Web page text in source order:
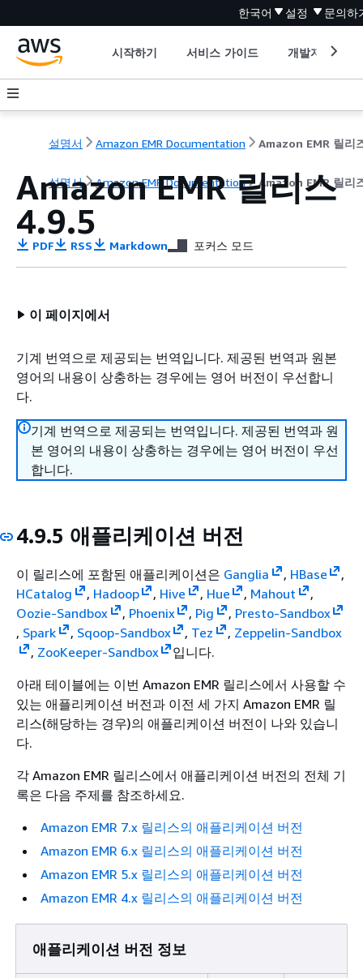
한국어 설정 문의하
시작하기 서비스 가이드 개발자 도구
설명서 Amazon EMR Documentation
설명서 Amazon EMR Documentation Amazon EMR 릴리
Amazon EMR 릴리스
4.9.5
PDF RSS Markdown 포커스 모드
이 페이지에서
기계 번역으로 제공되는 번역입니다. 제공된 번역과 원본
영어의 내용이 상충하는 경우에는 영어 버전이 우선합니
다.
기계 번역으로 제공되는 번역입니다. 제공된 번역과 원
본 영어의 내용이 상충하는 경우에는 영어 버전이 우선
합니다.
4.9.5 애플리케이션 버전
이 릴리스에 포함된 애플리케이션은 Ganglia , HBase
,
HCatalog
, Hadoop , Hive , Hue , Mahout
,
Oozie-Sandbox
, Phoenix , Pig , Presto-Sandbox
, Spark , Sqoop-Sandbox , Tez , Zeppelin-Sandbox
, ZooKeeper-Sandbox
입니다.
아래 테이블에는 이번 Amazon EMR 릴리스에서 사용할 수
있는 애플리케이션 버전과 이전 세 가지 Amazon EMR 릴
리스(해당하는 경우)의 애플리케이션 버전이 나와 있습니
다.
각 Amazon EMR 릴리스에서 애플리케이션 버전의 전체 기
록은 다음 주제를 참조하세요.
Amazon EMR 7.x 릴리스의 애플리케이션 버전
Amazon EMR 6.x 릴리스의 애플리케이션 버전
Amazon EMR 5.x 릴리스의 애플리케이션 버전
Amazon EMR 4.x 릴리스의 애플리케이션 버전
애플리케이션 버전 정보